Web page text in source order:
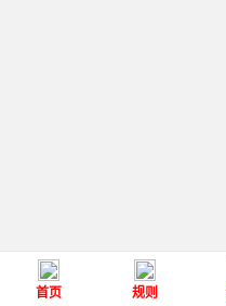
首页 规则